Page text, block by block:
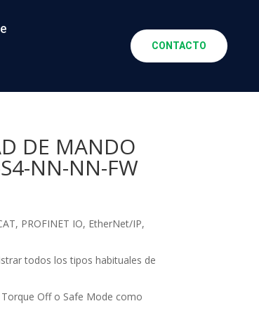
CONTACTO
DE MANDO
NN-NN-FW
PROFINET IO, EtherNet/IP,
todos los tipos habituales de
Off o Safe Mode como